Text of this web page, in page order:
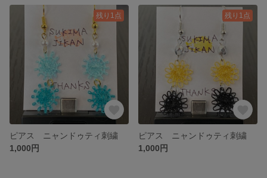
残り1点
ピアス ニャンドゥティ刺繍
1,000円
残り1点
ピアス ニャンドゥティ刺繍
1,000円